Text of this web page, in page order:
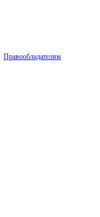
Правообладателям